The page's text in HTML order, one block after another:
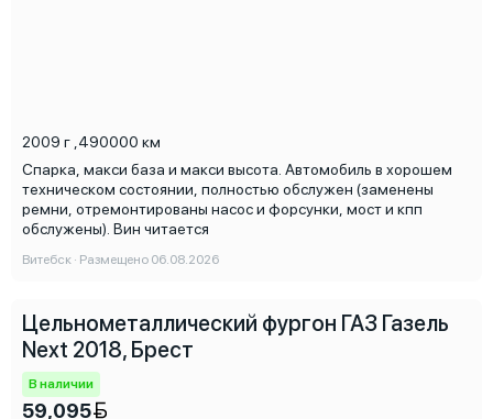
2009 г 490000 км
Спарка, макси база и макси высота. Автомобиль в хорошем
техническом состоянии, полностью обслужен (заменены
ремни, отремонтированы насос и форсунки, мост и кпп
обслужены). Вин читается
Витебск · Размещено 06.08.2026
Цельнометаллический фургон ГАЗ Газель
Next 2018, Брест
В наличии
59,095